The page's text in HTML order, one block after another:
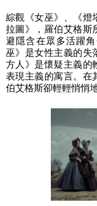
綜觀《女巫》、《燈
拉圖》，羅伯艾格斯
避隱含在眾多活躍
巫》是女性主義的失
方人》是懷疑主義的
表現主義的寓言。在
伯艾格斯卻輕輕悄悄